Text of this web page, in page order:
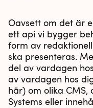
Oavsett om det är
ett api vi bygger
form av
ska presenteras.
del av vardagen
av vardagen hos
här) om olika CMS,
Systems eller